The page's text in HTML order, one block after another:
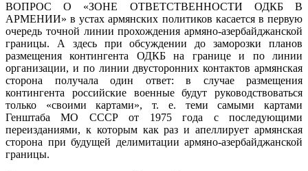
ВОПРОС О «ЗОНЕ ОТВЕТСТВЕННОСТИ ОДКБ В
АРМЕНИИ» в устах армянских политиков касается в первую
очередь точной линии прохождения армяно-азербайджанской
границы. А здесь при обсуждении до заморозки планов
размещения контингента ОДКБ на границе и по линии
организации, и по линии двусторонних контактов армянская
сторона получала один ответ: в случае размещения
контингента российские военные будут руководствоваться
только «своими картами», т. е. теми самыми картами
Генштаба МО СССР от 1975 года с последующими
переизданиями, к которым как раз и апеллирует армянская
сторона при будущей делимитации армяно-азербайджанской
границы.